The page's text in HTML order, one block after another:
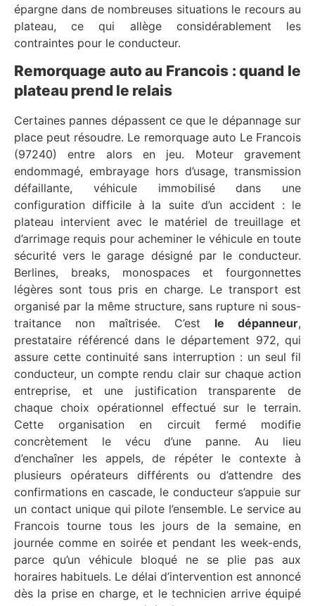
épargne dans de nombreuses situations le recours au
plateau, ce qui allège considérablement les
contraintes pour le conducteur.
Remorquage auto au Francois : quand le
plateau prend le relais
Certaines pannes dépassent ce que le dépannage sur
place peut résoudre. Le remorquage auto Le Francois
(97240) entre alors en jeu. Moteur gravement
endommagé, embrayage hors d’usage, transmission
défaillante, véhicule immobilisé dans une
configuration difficile à la suite d’un accident : le
plateau intervient avec le matériel de treuillage et
d’arrimage requis pour acheminer le véhicule en toute
sécurité vers le garage désigné par le conducteur.
Berlines, breaks, monospaces et fourgonnettes
légères sont tous pris en charge. Le transport est
organisé par la même structure, sans rupture ni sous-
traitance non maîtrisée. C’est le dépanneur,
prestataire référencé dans le département 972, qui
assure cette continuité sans interruption : un seul fil
conducteur, un compte rendu clair sur chaque action
entreprise, et une justification transparente de
chaque choix opérationnel effectué sur le terrain.
Cette organisation en circuit fermé modifie
concrètement le vécu d’une panne. Au lieu
d’enchaîner les appels, de répéter le contexte à
plusieurs opérateurs différents ou d’attendre des
confirmations en cascade, le conducteur s’appuie sur
un contact unique qui pilote l’ensemble. Le service au
Francois tourne tous les jours de la semaine, en
journée comme en soirée et pendant les week-ends,
parce qu’un véhicule bloqué ne se plie pas aux
horaires habituels. Le délai d’intervention est annoncé
dès la prise en charge, et le technicien arrive équipé